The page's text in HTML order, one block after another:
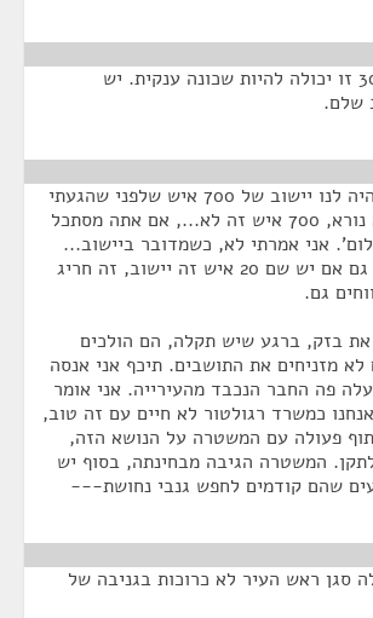
אבל אתה יודע, 300 זו יכולה להיות שכונה ענקית. יש
שלם.
נכון. ברמת הגולן היה לנו יישוב של 700 איש שלפני שהגעתי
אמרו 'אוקי, זה לא נורא, 700 איש זה לא..., אם אתה מסתכל
אני אמרתי לא, כשמדובר ביישוב...
דרך אגב, ביישוב, גם אם יש שם 20 איש זה יישוב, זה חריג
את בזק, ברגע שיש תקלה, הם הולכים
מזניחים את התושבים. תיכף אני אנסה
פה החבר הנכבד מהעירייה. אני אומר
כמשרד רגולטור לא חיים עם זה טוב,
פעולה עם המשטרה על הנושא הזה,
המשטרה הגיבה מבחינתה, בסוף יש
שהם קודמים לחפש גנבי נחושת---
סגן ראש העיר לא כרוכות בגניבה של